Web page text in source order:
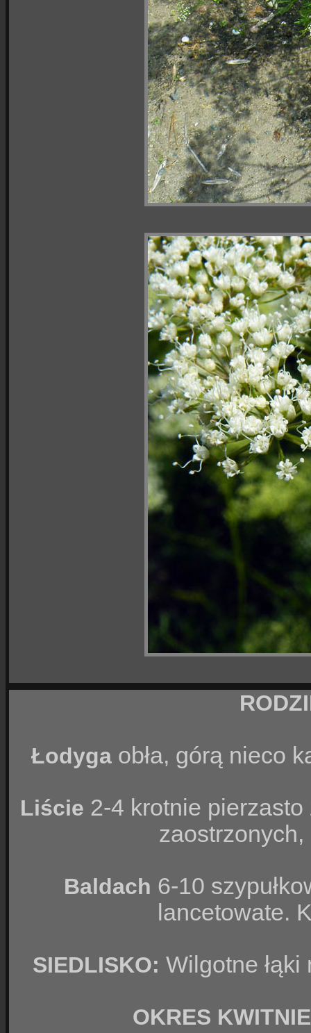
Łodygaobła, górą nieco
Liście 2-4 krotnie
zaostrzonych,
Baldach 6-10
lancetowate.
SIEDLISKO: Wilgotne
OKRES